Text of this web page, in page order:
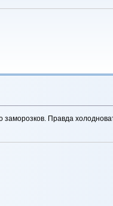
Правда